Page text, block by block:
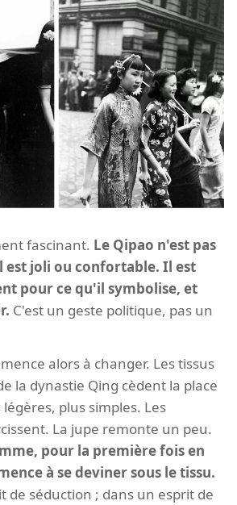
fascinant. Le Qipao n'est pas
est joli ou confortable. Il est
pour ce qu'il symbolise, et
C'est un geste politique, pas un
alors à changer. Les tissus
la dynastie Qing cèdent la place
plus simples. Les
La jupe remonte un peu.
pour la première fois en
à se deviner sous le tissu.
de séduction ; dans un esprit de